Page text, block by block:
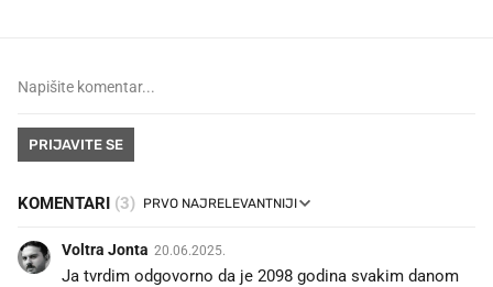
PRIJAVITE SE
KOMENTARI (3)
Voltra Jonta 20.06.2025.
Ja tvrdim odgovorno da je 2098 godina svakim danom